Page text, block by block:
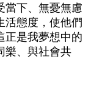
當下、無憂無慮
活態度，使他們
正是我夢想中的
樂、與社會共